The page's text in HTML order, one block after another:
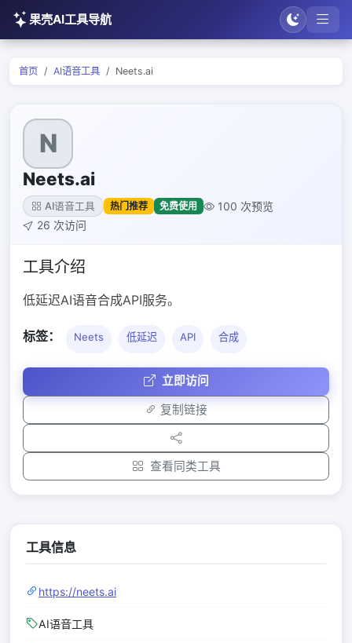
果壳AI工具导航
首页 AI语音工具 Neets.ai
N
Neets.ai
AI语音工具 热门推荐 免费使用
100 次预览
26 次访问
工具介绍
低延迟AI语音合成API服务。
标签： Neets 低延迟 API 合成
立即访问
复制链接
查看同类工具
工具信息
https://neets.ai
AI语音工具